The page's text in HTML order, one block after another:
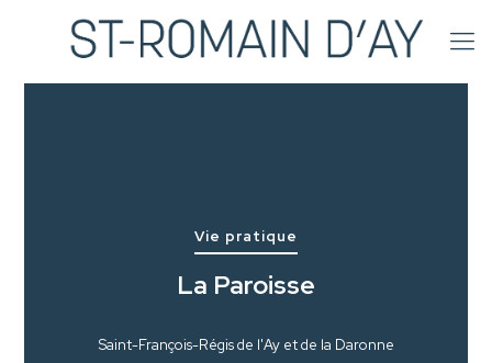
Vie pratique
La Paroisse
Saint-François-Régis de l'Ay et de la Daronne